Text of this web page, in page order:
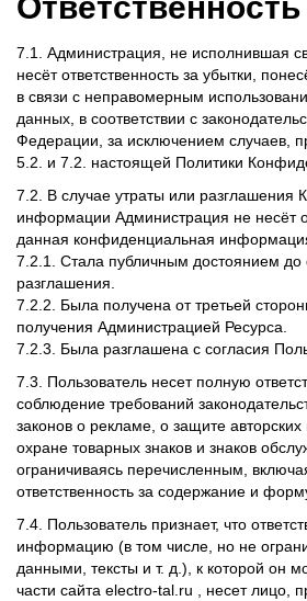
7.1. Администрация, не исполнившая
несёт ответственность за убытки,
в связи с неправомерным
данных, в соответствии с
Федерации, за исключением случаев,
5.2. и 7.2. настоящей Политики
7.2. В случае утраты или разглашения
информации Администрация не несёт
данная конфиденциальная
7.2.1. Стала публичным достоянием до
разглашения.
7.2.2. Была получена от третьей
получения Администрацией Ресурса.
7.2.3. Была разглашена с согласия
7.3. Пользователь несет полную
соблюдение требований
законов о рекламе, о защите
охране товарных знаков и знаков
ограничиваясь перечисленным,
ответственность за содержание и
7.4. Пользователь признает, что
информацию (в том числе, но не
данными, тексты и т. д.), к которой он
части сайта electro-tal.ru , несет лицо,